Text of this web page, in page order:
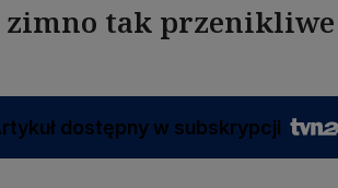
zimno tak
dostępny w subskrypcji